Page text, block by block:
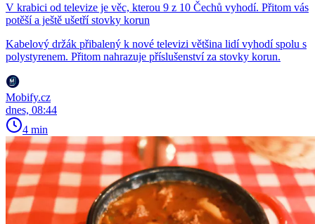
V krabici od televize je věc, kterou 9 z 10 Čechů vyhodí. Přitom vás
potěší a ještě ušetří stovky korun
Kabelový držák přibalený k nové televizi většina lidí vyhodí spolu s
polystyrenem. Přitom nahrazuje příslušenství za stovky korun.
Mobify.cz
dnes, 08:44
4 min